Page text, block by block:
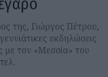
της, Γιώργος Πέτρου,
εκδηλώσεις
τον «Μεσσία» του